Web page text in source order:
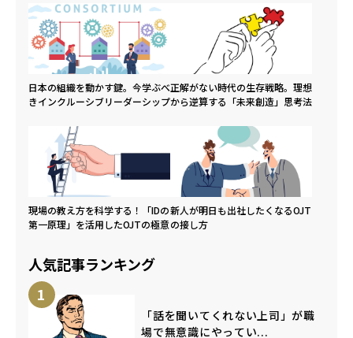
日本の組織を動かす鍵。今学ぶべ
きインクルーシブリーダーシップ
正解がない時代の生存戦略。理想
から逆算する「未来創造」思考法
現場の教え方を科学する！「IDの
第一原理」を活用したOJTの極意
新人が明日も出社したくなるOJT
の接し方
人気記事ランキング
1
「話を聞いてくれない上司」が職
場で無意識にやってい...